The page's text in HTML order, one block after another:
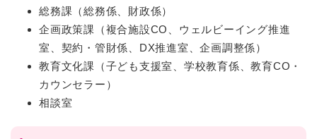
総務課（総務係、財政係）
企画政策課（複合施設CO、ウェルビーイング推進
室、契約・管財係、DX推進室、企画調整係）
教育文化課（子ども支援室、学校教育係、教育CO・
カウンセラー）
相談室